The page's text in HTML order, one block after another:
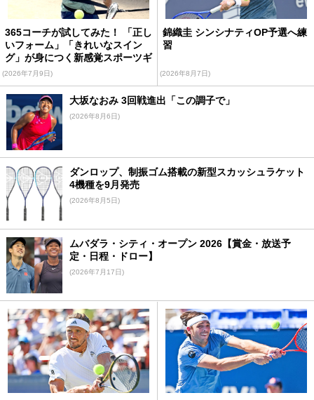
365コーチが試してみた！ 「正し
いフォーム」「きれいなスイン
グ」が身につく新感覚スポーツギ
ア
(2026年7月9日)
錦織圭 シンシナティOP予選へ練
習
(2026年8月7日)
大坂なおみ 3回戦進出「この調子で」
(2026年8月6日)
ダンロップ、制振ゴム搭載の新型スカッシュラケット
4機種を9月発売
(2026年8月5日)
ムバダラ・シティ・オープン 2026【賞金・放送予
定・日程・ドロー】
(2026年7月17日)